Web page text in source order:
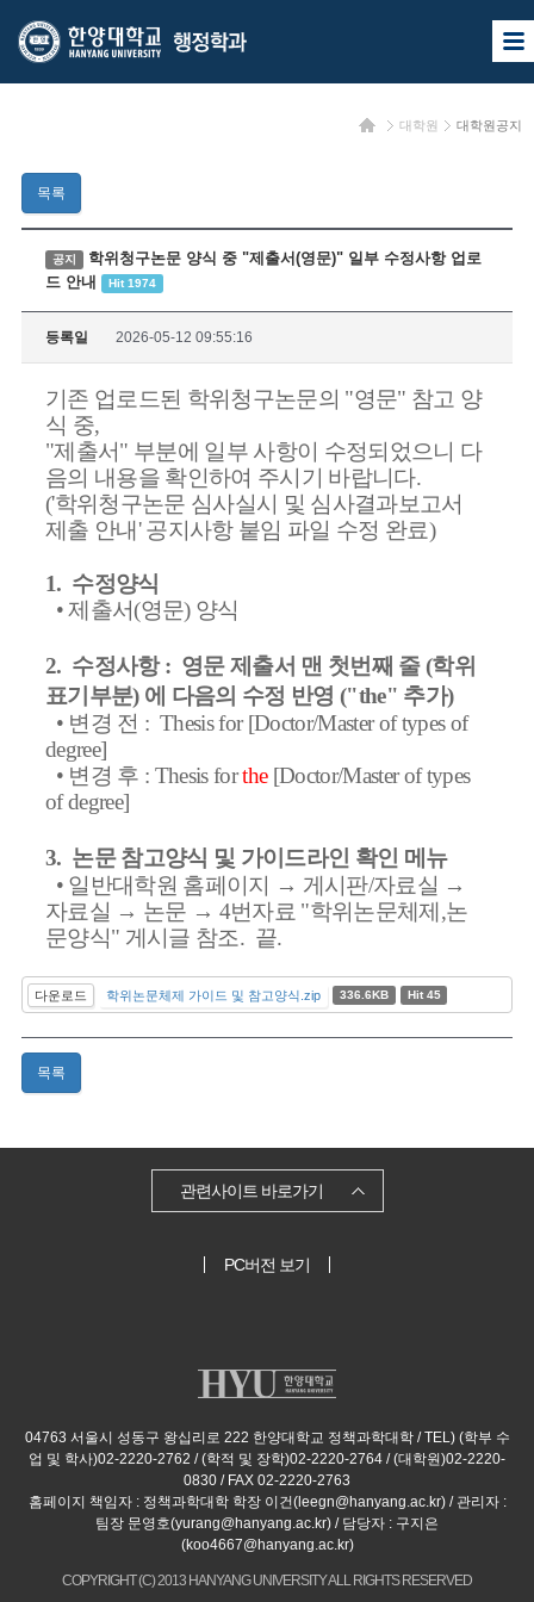
한
양
교
양
행
정
학
과
사
이
열
홈 대학원 대학원공지
목록
공지
학위청구논문 양식 중 "제출서(영문)" 일부 수정사항 업로
드 안내
Hit 1974
등록일 2026-05-12 09:55:16
기존 업로드된 학위청구논문의 "영문" 참고 양
식 중,
"제출서" 부분에 일부 사항이 수정되었으니 다
음의 내용을 확인하여 주시기 바랍니다.
('학위청구논문 심사실시 및 심사결과보고서
제출 안내' 공지사항 붙임 파일 수정 완료)
1. 수정양식
•제출서(영문) 양식
2. 수정사항 : 영문 제출서 맨 첫번째 줄 (학위
표기부분) 에 다음의 수정 반영 ("the" 추가)
• 변경 전 : Thesis for [Doctor/Master of types of
degree]
• 변경 후 : Thesis forthe[Doctor/Master of types
of degree]
3. 논문 참고양식 및 가이드라인 확인 메뉴
• 일반대학원 홈페이지 → 게시판/자료실 →
자료실 → 논문 → 4번자료 "학위논문체제,논
문양식" 게시글 참조. 끝.
다운로드 학위논문체제 가이드 및 참고양식.zip 336.6KB Hit 45
목록
관련사이트 바로가기
PC버전 보기
04763 서울시 성동구 왕십리로 222 한양대학교 정책과학대학 / TEL) (학부 수
업 및 학사)02-2220-2762 / (학적 및 장학)02-2220-2764 / (대학원)02-2220-
0830 / FAX 02-2220-2763
홈페이지 책임자 : 정책과학대학 학장 이건(leegn@hanyang.ac.kr) / 관리자 :
팀장 문영호(yurang@hanyang.ac.kr) / 담당자 : 구지은
(koo4667@hanyang.ac.kr)
COPYRIGHT (C) 2013 HANYANG UNIVERSITY ALL RIGHTS RESERVED